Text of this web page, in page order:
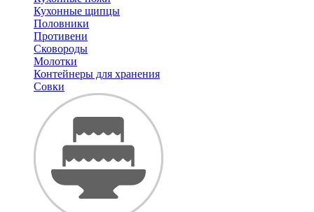
Кухонные щипцы
Половники
Противени
Сковороды
Молотки
Контейнеры для хранения
Совки